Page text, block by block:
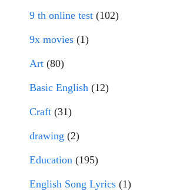
9 th online test (102)
9x movies (1)
Art (80)
Basic English (12)
Craft (31)
drawing (2)
Education (195)
English Song Lyrics (1)